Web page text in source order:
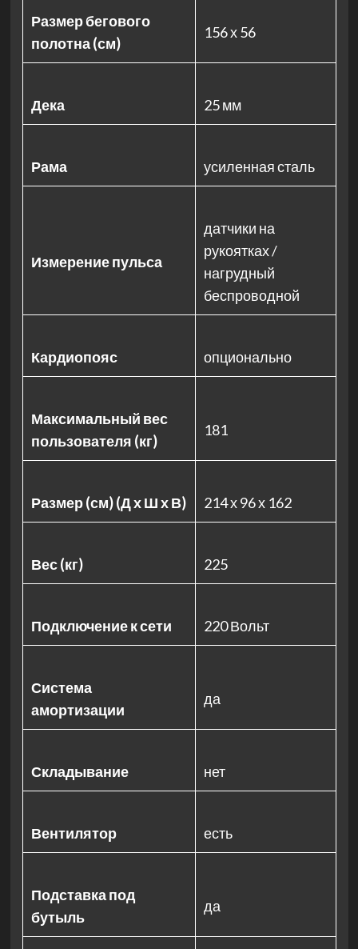
Размер бегового
полотна (см)
156 х 56
Дека 25 мм
Рама усиленная сталь
Измерение пульса
датчики на
рукоятках /
нагрудный
беспроводной
Кардиопояс опционально
Максимальный вес
пользователя (кг)
181
Размер (см) (Д х Ш х В) 214 х 96 х 162
Вес (кг) 225
Подключение к сети 220 Вольт
Система
амортизации
да
Складывание нет
Вентилятор есть
Подставка под
бутыль
да